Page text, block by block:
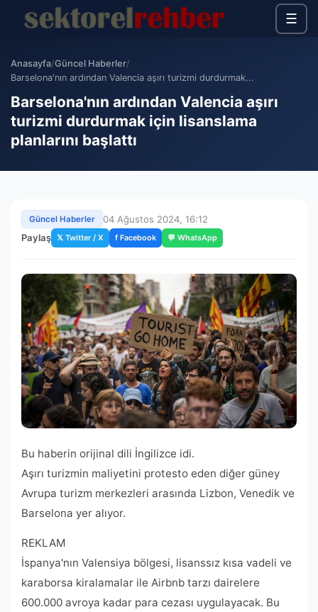
☰
Anasayfa/Güncel Haberler/
Barselona'nın ardından Valencia aşırı turizmi durdurmak...
Barselona'nın ardından Valencia aşırı
turizmi durdurmak için lisanslama
planlarını başlattı
Güncel Haberler
04 Ağustos 2024, 16:12
Paylaş 𝕏 Twitter / X f Facebook 💬 WhatsApp
Bu haberin orijinal dili İngilizce idi.
Aşırı turizmin maliyetini protesto eden diğer güney
Avrupa turizm merkezleri arasında Lizbon, Venedik ve
Barselona yer alıyor.
REKLAM
İspanya'nın Valensiya bölgesi, lisanssız kısa vadeli ve
karaborsa kiralamalar ile Airbnb tarzı dairelere
600.000 avroya kadar para cezası uygulayacak. Bu